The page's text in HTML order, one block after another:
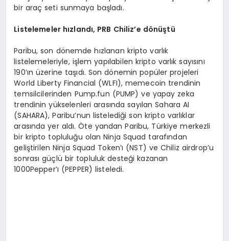
bir araç seti sunmaya başladı.
Listelemeler hızlandı, PRB Chiliz’e dönüştü
Paribu, son dönemde hızlanan kripto varlık
listelemeleriyle, işlem yapılabilen kripto varlık sayısını
190’ın üzerine taşıdı. Son dönemin popüler projeleri
World Liberty Financial (WLFI), memecoin trendinin
temsilcilerinden Pump.fun (PUMP) ve yapay zeka
trendinin yükselenleri arasında sayılan Sahara AI
(SAHARA), Paribu’nun listelediği son kripto varlıklar
arasında yer aldı. Öte yandan Paribu, Türkiye merkezli
bir kripto topluluğu olan Ninja Squad tarafından
geliştirilen Ninja Squad Token’ı (NST) ve Chiliz airdrop’u
sonrası güçlü bir topluluk desteği kazanan
1000Pepper’ı (PEPPER) listeledi.